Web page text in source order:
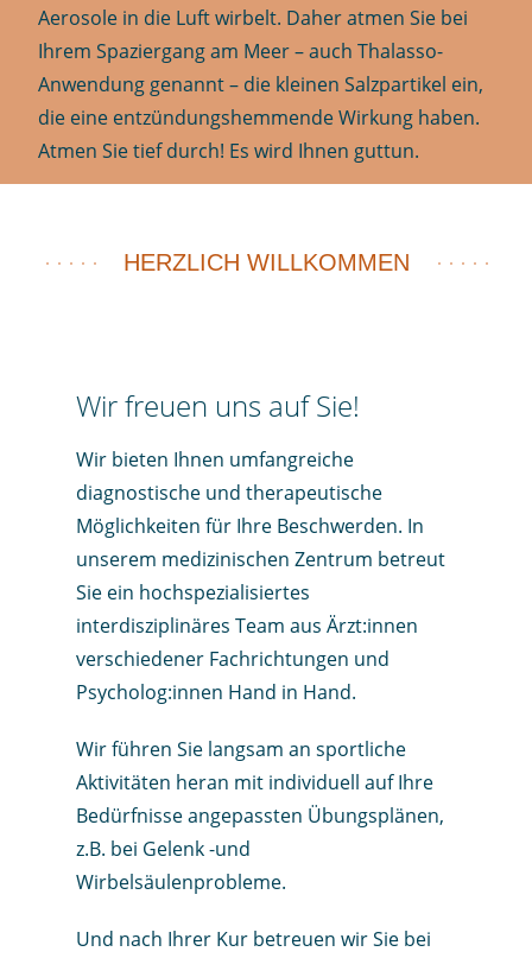
Aerosole in die Luft wirbelt. Daher atmen Sie bei
Ihrem Spaziergang am Meer – auch Thalasso-
Anwendung genannt – die kleinen Salzpartikel ein,
die eine entzündungshemmende Wirkung haben.
Atmen Sie tief durch! Es wird Ihnen guttun.
HERZLICH WILLKOMMEN
Wir freuen uns auf Sie!
Wir bieten Ihnen umfangreiche
diagnostische und therapeutische
Möglichkeiten für Ihre Beschwerden. In
unserem medizinischen Zentrum betreut
Sie ein hochspezialisiertes
interdisziplinäres Team aus Ärzt:innen
verschiedener Fachrichtungen und
Psycholog:innen Hand in Hand.
Wir führen Sie langsam an sportliche
Aktivitäten heran mit individuell auf Ihre
Bedürfnisse angepassten Übungsplänen,
z.B. bei Gelenk -und
Wirbelsäulenprobleme.
Und nach Ihrer Kur betreuen wir Sie bei